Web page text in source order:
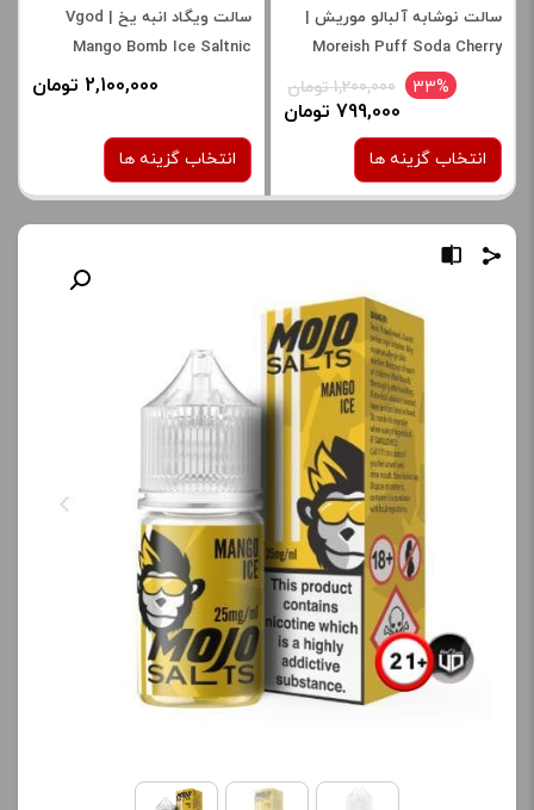
سالت نوشابه آلبالو موریش |
Moreish Puff Soda Cherry
33% 1,200,000 تومان
799,000 تومان
انتخاب گزینه ها
صاف
برای فعال شدن سبد خرید و
نمایش قیمت ، گزینه های
محصول را از کادر بالا انتخاب
آخرین بروزرسانی
تمامی قیمت ها بروز
سالت ویگاد انبه یخ | Vgod
Mango Bomb Ice Saltnic
2,100,000 تومان
انتخاب گزینه ها
برای فعال شدن سبد خرید و
نمایش قیمت ، گزینه های
محصول را از کادر بالا انتخاب
کنید.
آخرین بروزرسانی
قیمت: 16 ساعت پیش
تمامی قیمت ها بروز
هستند.